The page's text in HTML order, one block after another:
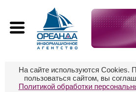
На сайте используются Cookies.
пользоваться сайтом, вы
Политикой обработки